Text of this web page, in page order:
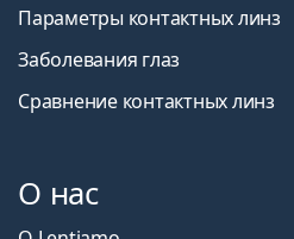
Параметры контактных линз
Заболевания глаз
Сравнение контактных линз
О нас